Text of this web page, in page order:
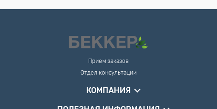
Прием заказов
Отдел консультации
КОМПАНИЯ